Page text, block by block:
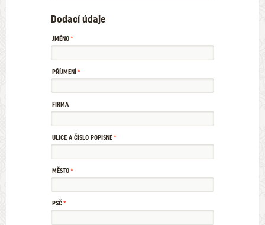
Dodací údaje
JMÉNO
PŘÍJMENÍ
FIRMA
ULICE A ČÍSLO POPISNÉ
MĚSTO
PSČ